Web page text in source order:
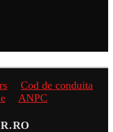
Cod de conduita
ANPC